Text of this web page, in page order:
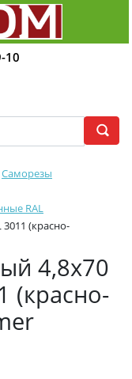
10
Саморезы
RAL
(красно-
4,8х70
(красно-